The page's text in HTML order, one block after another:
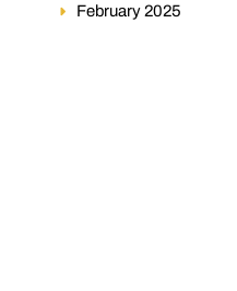
February 2025